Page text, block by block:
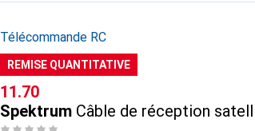
Télécommande RC
REMISE QUANTITATIVE
CHF
11.70
Spektrum Câble de réception